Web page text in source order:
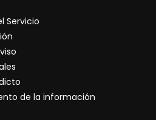
Servicio
de la información